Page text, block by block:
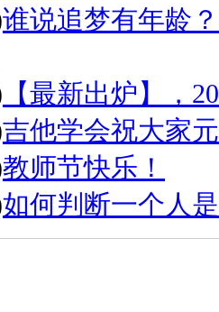
谁说追梦有年龄
【最新出炉】，
吉他学会祝大家
教师节快乐！
如何判断一个人